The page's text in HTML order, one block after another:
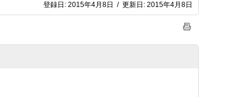
登録日: 2015年4月8日 / 更新日: 2015年4月8日